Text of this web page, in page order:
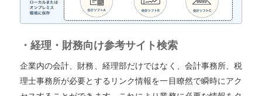
・経理・財務向け参考サイト検索
企業内の会計、財務、経理部だけではなく、会計事務所、税
理士事務所が必要とするリンク情報を一目瞭然で瞬時にアク